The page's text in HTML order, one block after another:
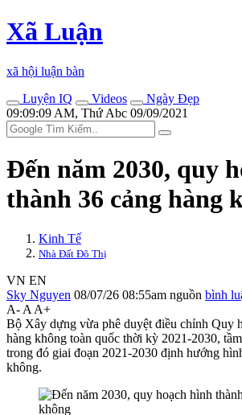
Xã Luận
xã hội luận bàn
Luyện IQ
Videos
Ngày Đẹp
09:09:09 AM, Thứ Abc 09/09/2021
Đến năm 2030, quy
thành 36 cảng hàng
Kinh Tế
Nhà Đất Đô Thị
VN EN
Sky Nguyen 08/07/26 08:55am nguồn bình
A- A A+
Bộ Xây dựng vừa phê duyệt điều chỉnh Quy
hàng không toàn quốc thời kỳ 2021-2030,
trong đó giai đoạn 2021-2030 định hướng
không.